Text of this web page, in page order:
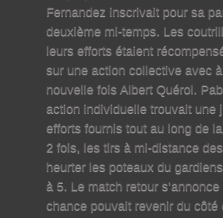
Fernandez inscrivait pour sa
deuxième mi-temps. Les
leurs efforts étaient
sur une action collective avec
nouvelle fois Albert Quérol.
action individuelle trouvait une
efforts fournis tout au long de
2 fois, les tirs à mi-distance
heurter les poteaux du
à 5. Le match retour
chance pouvait revenir du côté